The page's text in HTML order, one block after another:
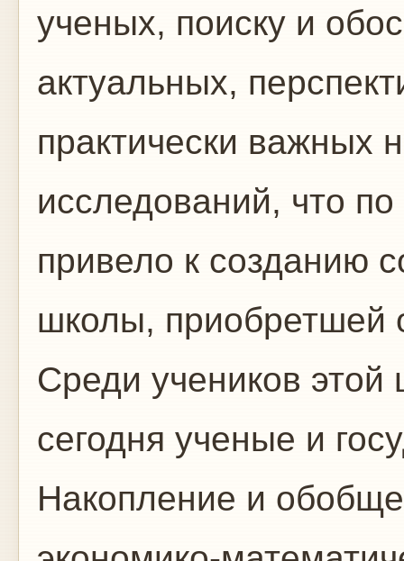
ученых, поиску и
актуальных,
практически важных
исследований, что
привело к созданию
школы, приобретшей
Среди учеников
сегодня ученые и
Накопление и